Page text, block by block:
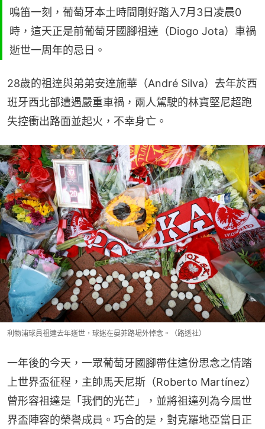
鳴笛一刻，葡萄牙本土時間剛好踏入7月3日凌晨0
時，這天正是前葡萄牙國腳祖達（Diogo Jota）車禍
逝世一周年的忌日。
28歲的祖達與弟弟安達施華（André Silva）去年於西
班牙西北部遭遇嚴重車禍，兩人駕駛的林寶堅尼超跑
失控衝出路面並起火，不幸身亡。
利物浦球員祖達去年逝世，球迷在晏菲路場外悼念。（路透社）
一年後的今天，一眾葡萄牙國腳帶住這份思念之情踏
上世界盃征程，主帥馬天尼斯（Roberto Martínez）
曾形容祖達是「我們的光芒」，並將祖達列為今屆世
界盃陣容的榮譽成員。巧合的是，對克羅地亞當日正